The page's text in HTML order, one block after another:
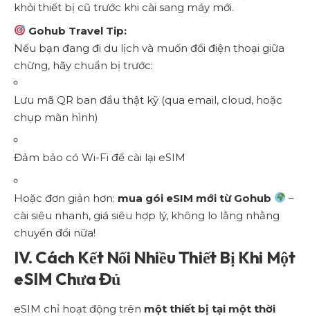
khỏi thiết bị cũ trước khi cài sang máy mới.
Gohub Travel Tip:
Nếu bạn đang đi du lịch và muốn đổi điện thoại giữa
chừng, hãy chuẩn bị trước:
Lưu mã QR ban đầu thật kỹ (qua email, cloud, hoặc
chụp màn hình)
Đảm bảo có Wi-Fi để cài lại eSIM
Hoặc đơn giản hơn: mua gói eSIM mới từ Gohub
–
cài siêu nhanh, giá siêu hợp lý, không lo lằng nhằng
chuyển đổi nữa!
IV. Cách Kết Nối Nhiều Thiết Bị Khi Một
eSIM Chưa Đủ
eSIM chỉ hoạt động trên một thiết bị tại một thời